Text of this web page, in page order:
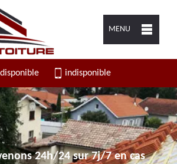
MENU
indisponible
24h/24 sur 7j/7 en cas